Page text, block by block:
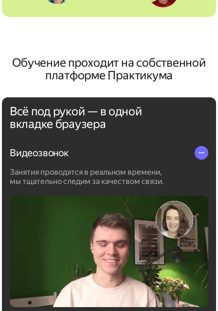
Обучение проходит на собственной
платформе Практикума
Всё под рукой — в одной
вкладке браузера
Видеозвонок
Занятия проводятся в реальном времени,
мы тщательно следим за качеством связи.